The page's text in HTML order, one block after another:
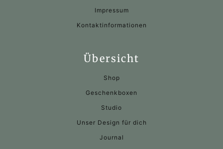
Impressum
Kontaktinformationen
Übersicht
Shop
Geschenkboxen
Studio
Unser Design für dich
Journal